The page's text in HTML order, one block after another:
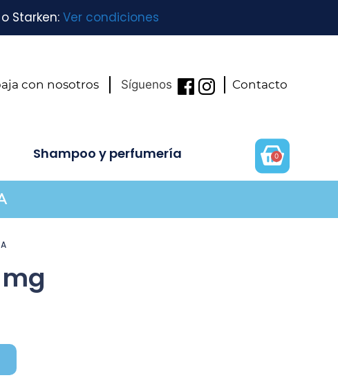
Starken: Ver condiciones
con nosotros Síguenos Contacto
Shampoo y perfumería 0